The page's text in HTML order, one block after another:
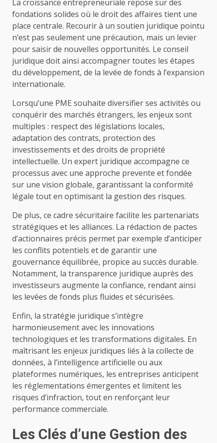
La croissance entrepreneuriale repose sur des
fondations solides où le droit des affaires tient une
place centrale. Recourir à un soutien juridique pointu
n’est pas seulement une précaution, mais un levier
pour saisir de nouvelles opportunités. Le conseil
juridique doit ainsi accompagner toutes les étapes
du développement, de la levée de fonds à l’expansion
internationale.
Lorsqu’une PME souhaite diversifier ses activités ou
conquérir des marchés étrangers, les enjeux sont
multiples : respect des législations locales,
adaptation des contrats, protection des
investissements et des droits de propriété
intellectuelle. Un expert juridique accompagne ce
processus avec une approche prevente et fondée
sur une vision globale, garantissant la conformité
légale tout en optimisant la gestion des risques.
De plus, ce cadre sécuritaire facilite les partenariats
stratégiques et les alliances. La rédaction de pactes
d’actionnaires précis permet par exemple d’anticiper
les conflits potentiels et de garantir une
gouvernance équilibrée, propice au succès durable.
Notamment, la transparence juridique auprès des
investisseurs augmente la confiance, rendant ainsi
les levées de fonds plus fluides et sécurisées.
Enfin, la stratégie juridique s’intègre
harmonieusement avec les innovations
technologiques et les transformations digitales. En
maîtrisant les enjeux juridiques liés à la collecte de
données, à l’intelligence artificielle ou aux
plateformes numériques, les entreprises anticipent
les réglementations émergentes et limitent les
risques d’infraction, tout en renforçant leur
performance commerciale.
Les Clés d’une Gestion des